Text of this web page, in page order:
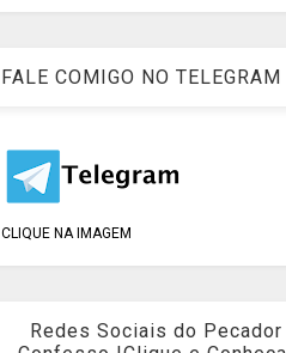
FALE COMIGO NO TELEGRAM
CLIQUE NA IMAGEM
Redes Sociais do Pecador